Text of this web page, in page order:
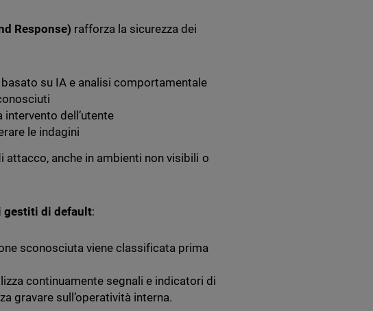
Response) rafforza la sicurezza dei
su IA e analisi comportamentale
dell’utente
le indagini
anche in ambienti non visibili o
gestiti di default:
sconosciuta viene classificata prima
continuamente segnali e indicatori di
gravare sull’operatività interna.